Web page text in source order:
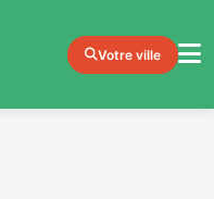
Votre ville